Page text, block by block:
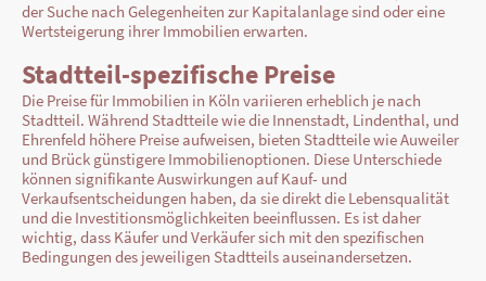
der Suche nach Gelegenheiten zur Kapitalanlage sind oder eine
Wertsteigerung ihrer Immobilien erwarten.
Stadtteil-spezifische Preise
Die Preise für Immobilien in Köln variieren erheblich je nach
Stadtteil. Während Stadtteile wie die Innenstadt, Lindenthal, und
Ehrenfeld höhere Preise aufweisen, bieten Stadtteile wie Auweiler
und Brück günstigere Immobilienoptionen. Diese Unterschiede
können signifikante Auswirkungen auf Kauf- und
Verkaufsentscheidungen haben, da sie direkt die Lebensqualität
und die Investitionsmöglichkeiten beeinflussen. Es ist daher
wichtig, dass Käufer und Verkäufer sich mit den spezifischen
Bedingungen des jeweiligen Stadtteils auseinandersetzen.